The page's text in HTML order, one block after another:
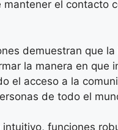
mantener el contacto
demuestran que la
la manera en que
el acceso a la
de todo el
intuitivo, funciones